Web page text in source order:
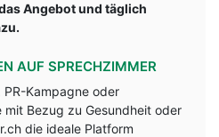
Angebot und täglich
AUF SPRECHZIMMER
Kampagne oder
mit Bezug zu Gesundheit oder
die ideale Platform